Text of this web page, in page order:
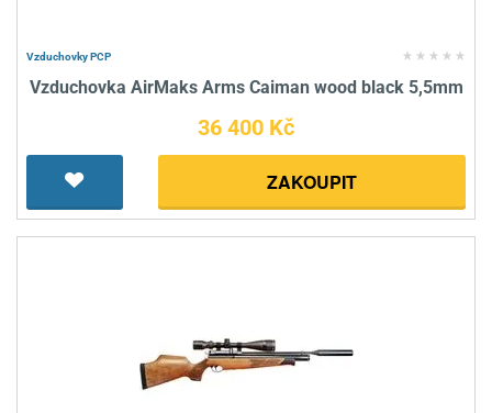
Vzduchovky PCP
Vzduchovka AirMaks Arms Caiman wood black 5,5mm
36 400 Kč
ZAKOUPIT